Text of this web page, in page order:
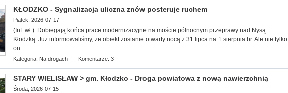
KŁODZKO - Sygnalizacja uliczna znów posteruje ruchem
Piątek, 2026-07-17
(Inf. wł.). Dobiegają końca prace modernizacyjne na moście północnym przeprawy nad Nysą
Kłodzką. Już informowaliśmy, że obiekt zostanie otwarty nocą z 31 lipca na 1 sierpnia br. Ale nie tylko
on.
Kategoria: Na drogach Komentarze: 3
STARY WIELISŁAW > gm. Kłodzko - Droga powiatowa z nową nawierzchnią
Środa, 2026-07-15